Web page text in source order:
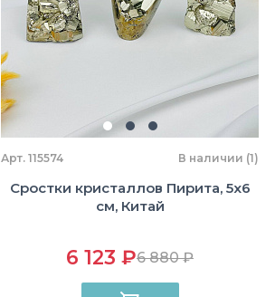
Арт. 115574 В наличии (1)
Сростки кристаллов Пирита, 5х6
см, Китай
6 123 ₽6 880 ₽